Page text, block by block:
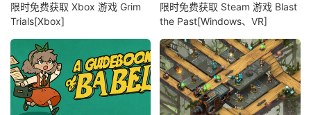
限时免费获取 Xbox 游戏 Grim
Trials[Xbox]
限时免费获取 Steam 游戏 Blast
the Past[Windows、VR]